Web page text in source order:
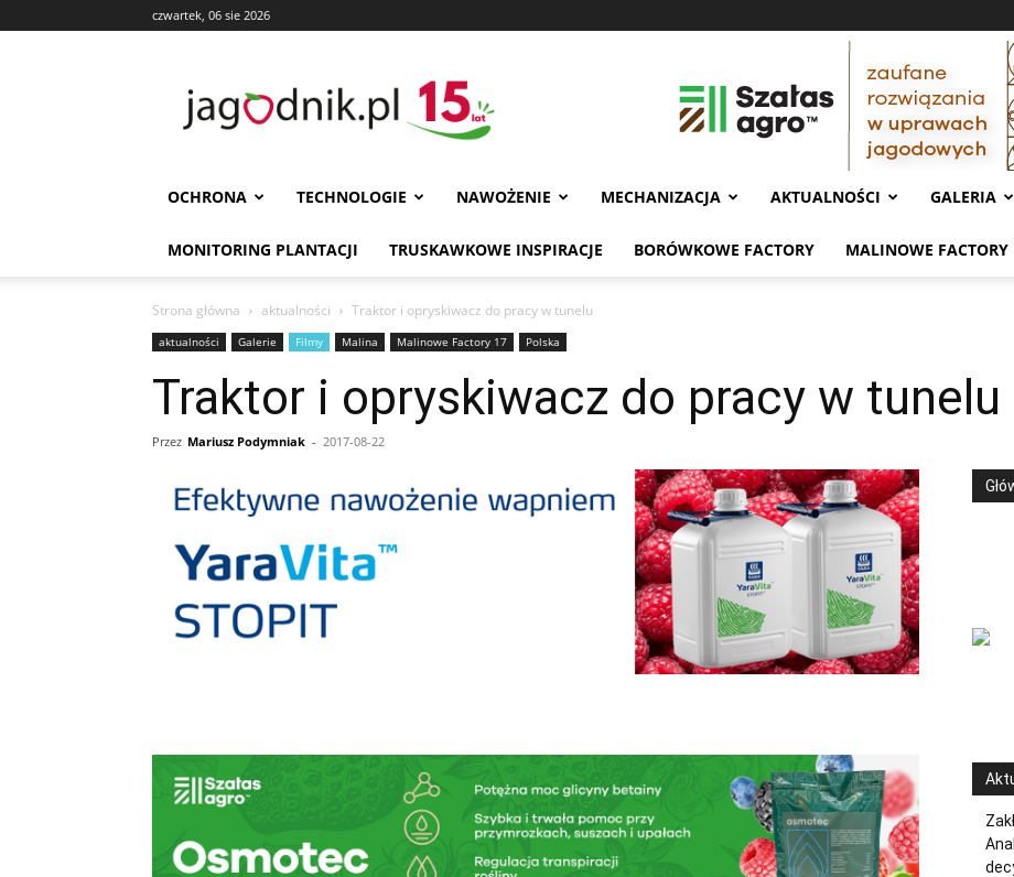
czwartek, 06 sie 2026
OCHRONA TECHNOLOGIE NAWOŻENIE MECHANIZACJA AKTUALNOŚCI GALERIA
MONITORING PLANTACJI TRUSKAWKOWE INSPIRACJE BORÓWKOWE FACTORY MALINOWE FACTORY
Strona główna aktualności Traktor i opryskiwacz do pracy w tunelu
aktualności Galerie Filmy Malina Malinowe Factory 17 Polska
Traktor i opryskiwacz do pracy w tunelu
Przez Mariusz Podymniak - 2017-08-22